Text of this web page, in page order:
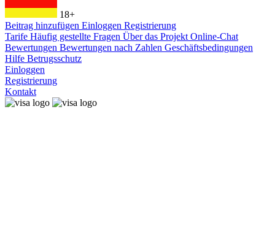
18+
Beitrag hinzufügen Einloggen Registrierung
Tarife Häufig gestellte Fragen Über das Projekt Online-Chat
Bewertungen Bewertungen nach Zahlen Geschäftsbedingungen
Hilfe Betrugsschutz
Einloggen
Registrierung
Kontakt